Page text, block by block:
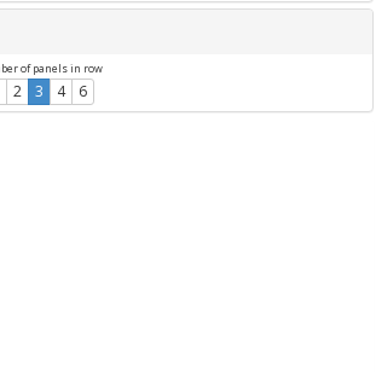
of panels in row
2 3 4 6